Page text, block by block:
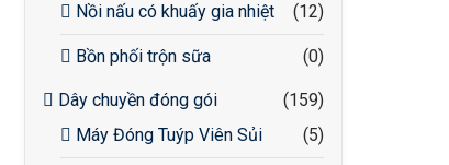
Nồi nấu có khuấy gia nhiệt (12)
Bồn phối trộn sữa (0)
Dây chuyền đóng gói
(159)
Máy Đóng Tuýp Viên Sủi
(5)